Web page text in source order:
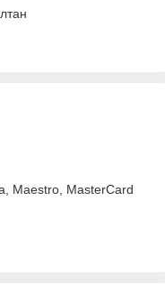
Maestro, MasterCard